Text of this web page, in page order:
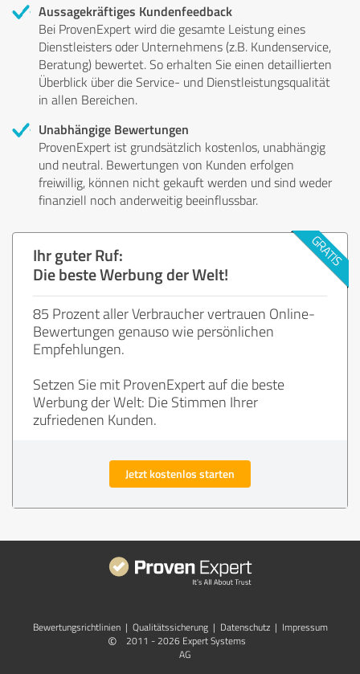
Aussagekräftiges Kundenfeedback
Bei ProvenExpert wird die gesamte Leistung eines
Dienstleisters oder Unternehmens (z.B. Kundenservice,
Beratung) bewertet. So erhalten Sie einen detaillierten
Überblick über die Service- und Dienstleistungsqualität
in allen Bereichen.
Unabhängige Bewertungen
ProvenExpert ist grundsätzlich kostenlos, unabhängig
und neutral. Bewertungen von Kunden erfolgen
freiwillig, können nicht gekauft werden und sind weder
finanziell noch anderweitig beeinflussbar.
Ihr guter Ruf:
Die beste Werbung der Welt!
85 Prozent aller Verbraucher vertrauen Online-
Bewertungen genauso wie persönlichen
Empfehlungen.
Setzen Sie mit ProvenExpert auf die beste
Werbung der Welt: Die Stimmen Ihrer
zufriedenen Kunden.
Jetzt kostenlos starten
Bewertungs­richtlinien | Qualitätssicherung | Datenschutz | Impressum
©
2011 - 2026 Expert Systems
AG